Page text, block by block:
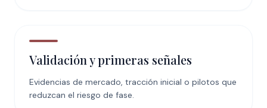
Validación y primeras señales
Evidencias de mercado, tracción inicial o pilotos que
reduzcan el riesgo de fase.